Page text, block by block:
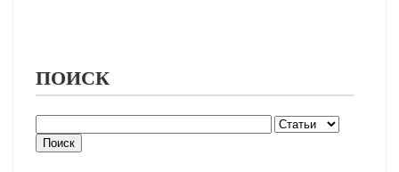
ПОИСК